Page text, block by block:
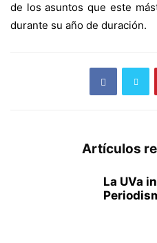
de los asuntos que este
durante su año de duración.
Artículos
La UVa